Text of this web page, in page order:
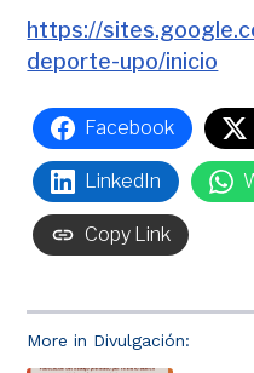
More in Divulgación:
https://
deporte-upo/inicio
Facebook
LinkedIn
Copy Link